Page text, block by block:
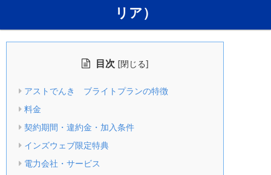
リア）
目次 [閉じる]
アストでんき ブライトプランの特徴
料金
契約期間・違約金・加入条件
インズウェブ限定特典
電力会社・サービス